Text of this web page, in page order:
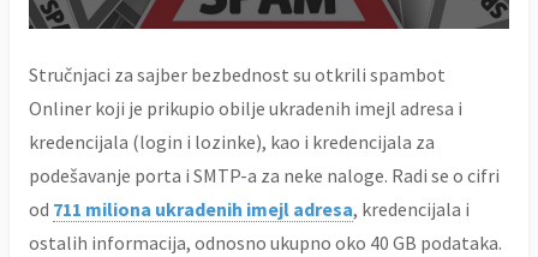
Stručnjaci za sajber bezbednost su otkrili spambot
Onliner koji je prikupio obilje ukradenih imejl adresa i
kredencijala (login i lozinke), kao i kredencijala za
podešavanje porta i SMTP-a za neke naloge. Radi se o cifri
od 711 miliona ukradenih imejl adresa, kredencijala i
ostalih informacija, odnosno ukupno oko 40 GB podataka.